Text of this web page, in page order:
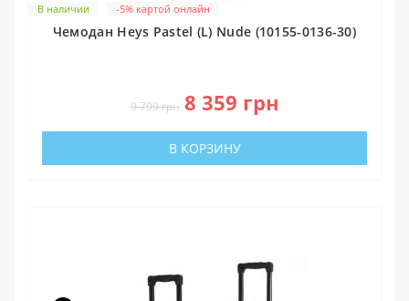
В наличии -5% картой онлайн
Чемодан Heys Pastel (L) Nude (10155-0136-30)
9 799 грн 8 359 грн
В КОРЗИНУ